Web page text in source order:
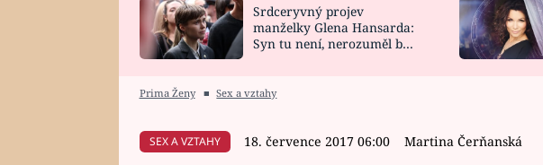
HOROSKOP NA
CELEBRITY
VAŘENÍ
Srdceryvný projev
manželky Glena Hansarda:
Syn tu není, nerozuměl by
Prima Ženy ■ Sex a vztahy
SEX A VZTAHY 18. července 2017 06:00 Martina Čerňanská